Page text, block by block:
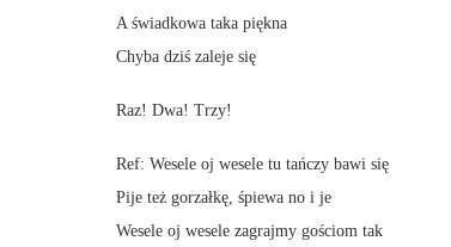
A świadkowa taka piękna
Chyba dziś zaleje się
Raz! Dwa! Trzy!
Ref: Wesele oj wesele tu tańczy bawi się
Pije też gorzałkę, śpiewa no i je
Wesele oj wesele zagrajmy gościom tak